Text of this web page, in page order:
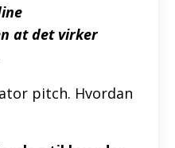
at det virker
pitch. Hvordan